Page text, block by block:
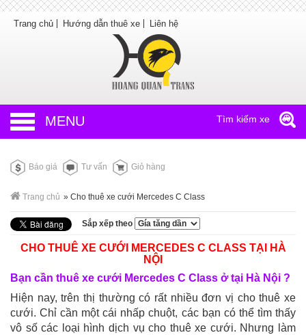
Trang chủ Hướng dẫn thuê xe Liên hệ
MENU Tìm kiếm xe
Báo giá Tư vấn Giỏ hàng
Trang chủ » Cho thuê xe cưới Mercedes C Class
Sắp xếp theo
CHO THUÊ XE CƯỚI MERCEDES C CLASS TẠI HÀ
NỘI
Bạn cần thuê xe cưới Mercedes C Class ở tại Hà Nội ?
Hiện nay, trên thị thường có rất nhiều đơn vị cho thuê xe
cưới. Chỉ cần một cái nhấp chuột, các bạn có thể tìm thấy
vô số các loại hình dịch vụ cho thuê xe cưới. Nhưng làm